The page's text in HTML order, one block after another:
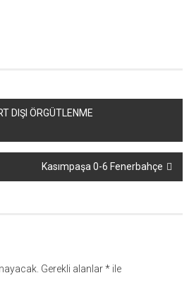
DIŞI ÖRGÜTLENME
Kasımpaşa 0-6 Fenerbahçe
Gerekli alanlar*ile